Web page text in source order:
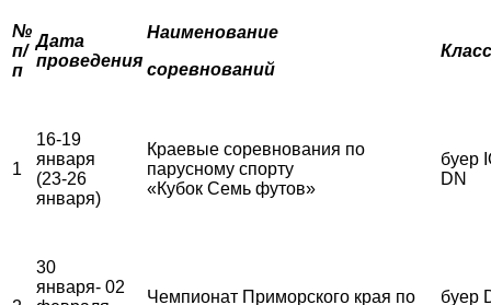
№
п/
п
Дата
проведения
Наименование
соревнований
Класс
1
16-19
января
(23-26
января)
Краевые соревнования по
парусному спорту
«Кубок Семь футов»
буер
DN
30
января- 02
Чемпионат Приморского края по
буер